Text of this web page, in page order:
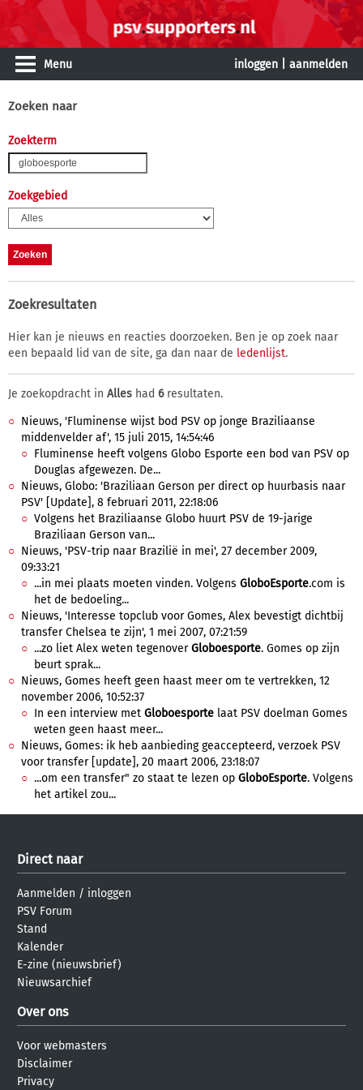
Menu inloggen aanmelden
Zoeken naar
Zoekterm
Zoekgebied
Zoekresultaten
Hier kan je nieuws en reacties doorzoeken. Ben je op zoek naar
een bepaald lid van de site, ga dan naar de ledenlijst.
Je zoekopdracht in Alles had 6resultaten.
Nieuws, 'Fluminense wijst bod PSV op jonge Braziliaanse
middenvelder af', 15 juli 2015, 14:54:46
Fluminense heeft volgens Globo Esporte een bod van PSV op
Douglas afgewezen. De...
Nieuws, Globo: 'Braziliaan Gerson per direct op huurbasis naar
PSV' [Update], 8 februari 2011, 22:18:06
Volgens het Braziliaanse Globo huurt PSV de 19-jarige
Braziliaan Gerson van...
Nieuws, 'PSV-trip naar Brazilië in mei', 27 december 2009,
09:33:21
...in mei plaats moeten vinden. Volgens GloboEsporte.com is
het de bedoeling...
Nieuws, 'Interesse topclub voor Gomes, Alex bevestigt dichtbij
transfer Chelsea te zijn', 1 mei 2007, 07:21:59
...zo liet Alex weten tegenoverGloboesporte. Gomes op zijn
beurt sprak...
Nieuws, Gomes heeft geen haast meer om te vertrekken, 12
november 2006, 10:52:37
In een interview met Globoesporte laat PSV doelman Gomes
weten geen haast meer...
Nieuws, Gomes: ik heb aanbieding geaccepteerd, verzoek PSV
voor transfer [update], 20 maart 2006, 23:18:07
...om een transfer" zo staat te lezen op GloboEsporte. Volgens
het artikel zou...
Direct naar
Aanmelden / inloggen
PSV Forum
Stand
Kalender
E-zine (nieuwsbrief)
Nieuwsarchief
Over ons
Voor webmasters
Disclaimer
Privacy